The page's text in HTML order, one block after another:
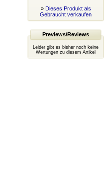
» Dieses Produkt als
Gebraucht verkaufen
Previews/Reviews
Leider gibt es bisher noch keine
Wertungen zu diesem Artikel